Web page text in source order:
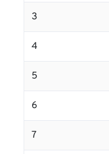
3
4
5
6
7